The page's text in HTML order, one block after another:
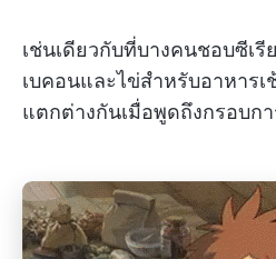
เช่นเดียวกับที่บางคนชอบซีเ
เบคอนและไข่สำหรับอาหาร
แตกต่างกันเมื่อพูดถึงกรอบก